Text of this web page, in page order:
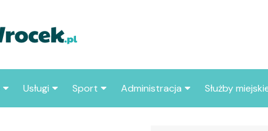
Usługi Sport Administracja Służby